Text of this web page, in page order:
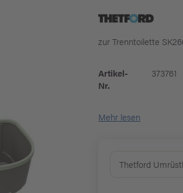
zur Trenntoilette
Artikel-
Nr.
373761
Mehr lesen
Thetford